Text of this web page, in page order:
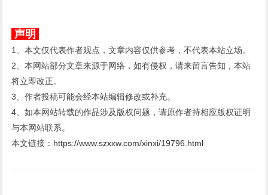
声明
1、本文仅代表作者观点，文章内容仅供参考，不代表本站立场。
2、本网站部分文章来源于网络，如有侵权，请来留言告知，本站
将立即改正。
3、作者投稿可能会经本站编辑修改或补充。
4、如本网站转载的作品涉及版权问题，请原作者持相应版权证明
与本网站联系。
本文链接： https://www.szxxw.com/xinxi/19796.html